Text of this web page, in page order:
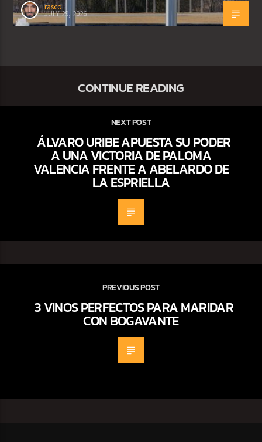
rasco
JULY 29, 2026
CONTINUE READING
NEXT POST
ÁLVARO URIBE APUESTA SU PODER
A UNA VICTORIA DE PALOMA
VALENCIA FRENTE A ABELARDO DE
LA ESPRIELLA
PREVIOUS POST
3 VINOS PERFECTOS PARA MARIDAR
CON BOGAVANTE